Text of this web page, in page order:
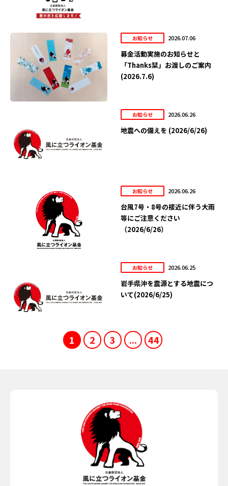
お知らせ 2026.07.06
募金活動実施のお知らせと
「Thanks栞」お渡しのご案内
(2026.7.6)
お知らせ 2026.06.26
地震への備えを (2026/6/26)
お知らせ 2026.06.26
台風7号・8号の接近に伴う大雨
等にご注意ください
（2026/6/26）
お知らせ 2026.06.25
岩手県沖を震源とする地震につ
いて(2026/6/25)
1 2 3 ... 44